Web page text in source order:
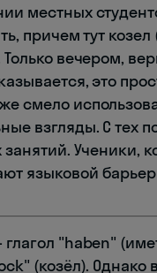
местных
причем тут
вечером,
это
смело
взгляды. С тех
Ученики,
языковой
"haben"
(козёл). Однако